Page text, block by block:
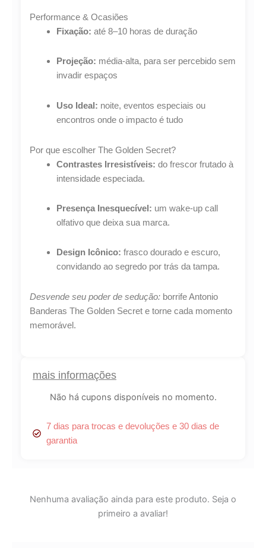
mais informações
Não há cupons disponíveis no momento.
7 dias para trocas e devoluções e 30 dias de
garantia
Performance & Ocasiões
Fixação: até 8–10 horas de duração
Projeção: média-alta, para ser percebido sem
invadir espaços
Uso Ideal: noite, eventos especiais ou
encontros onde o impacto é tudo
Por que escolher The Golden Secret?
Contrastes Irresistíveis: do frescor frutado à
intensidade especiada.
Presença Inesquecível: um wake-up call
olfativo que deixa sua marca.
Design Icônico: frasco dourado e escuro,
convidando ao segredo por trás da tampa.
Desvende seu poder de sedução: borrife Antonio
Banderas The Golden Secret e torne cada momento
memorável.
Nenhuma avaliação ainda para este produto. Seja o
primeiro a avaliar!